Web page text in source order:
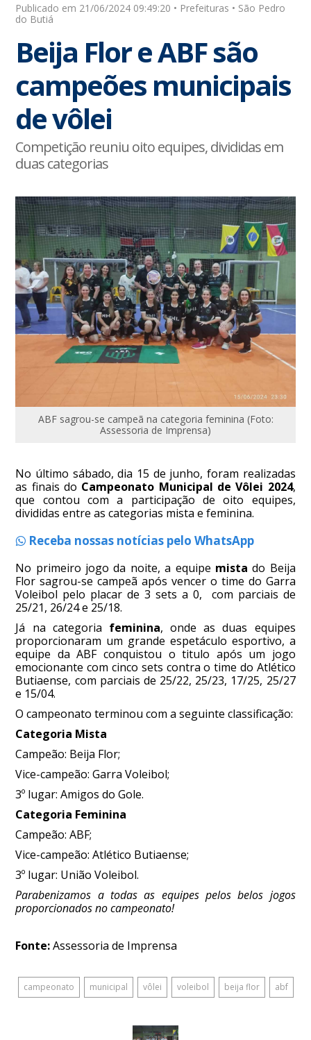
Publicado em 21/06/2024 09:49:20 • Prefeituras • São Pedro
do Butiá
Beija Flor e ABF são
campeões municipais
de vôlei
Competição reuniu oito equipes, divididas em
duas categorias
ABF sagrou-se campeã na categoria feminina (Foto:
Assessoria de Imprensa)
No último sábado, dia 15 de junho, foram realizadas
as finais do Campeonato Municipal de Vôlei 2024,
que contou com a participação de oito equipes,
divididas entre as categorias mista e feminina.
Receba nossas notícias pelo WhatsApp
No primeiro jogo da noite, a equipe mista do Beija
Flor sagrou-se campeã após vencer o time do Garra
Voleibol pelo placar de 3 sets a 0, com parciais de
25/21, 26/24 e 25/18.
Já na categoria feminina, onde as duas equipes
proporcionaram um grande espetáculo esportivo, a
equipe da ABF conquistou o titulo após um jogo
emocionante com cinco sets contra o time do Atlético
Butiaense, com parciais de 25/22, 25/23, 17/25, 25/27
e 15/04.
O campeonato terminou com a seguinte classificação:
Categoria Mista
Campeão: Beija Flor;
Vice-campeão: Garra Voleibol;
3º lugar: Amigos do Gole.
Categoria Feminina
Campeão: ABF;
Vice-campeão: Atlético Butiaense;
3º lugar: União Voleibol.
Parabenizamos a todas as equipes pelos belos jogos
proporcionados no campeonato!
Fonte:Assessoria de Imprensa
campeonato municipal vôlei voleibol beija flor abf